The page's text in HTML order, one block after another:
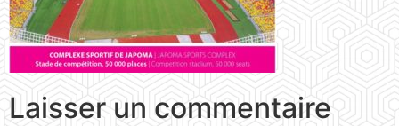
Laisser un commentaire